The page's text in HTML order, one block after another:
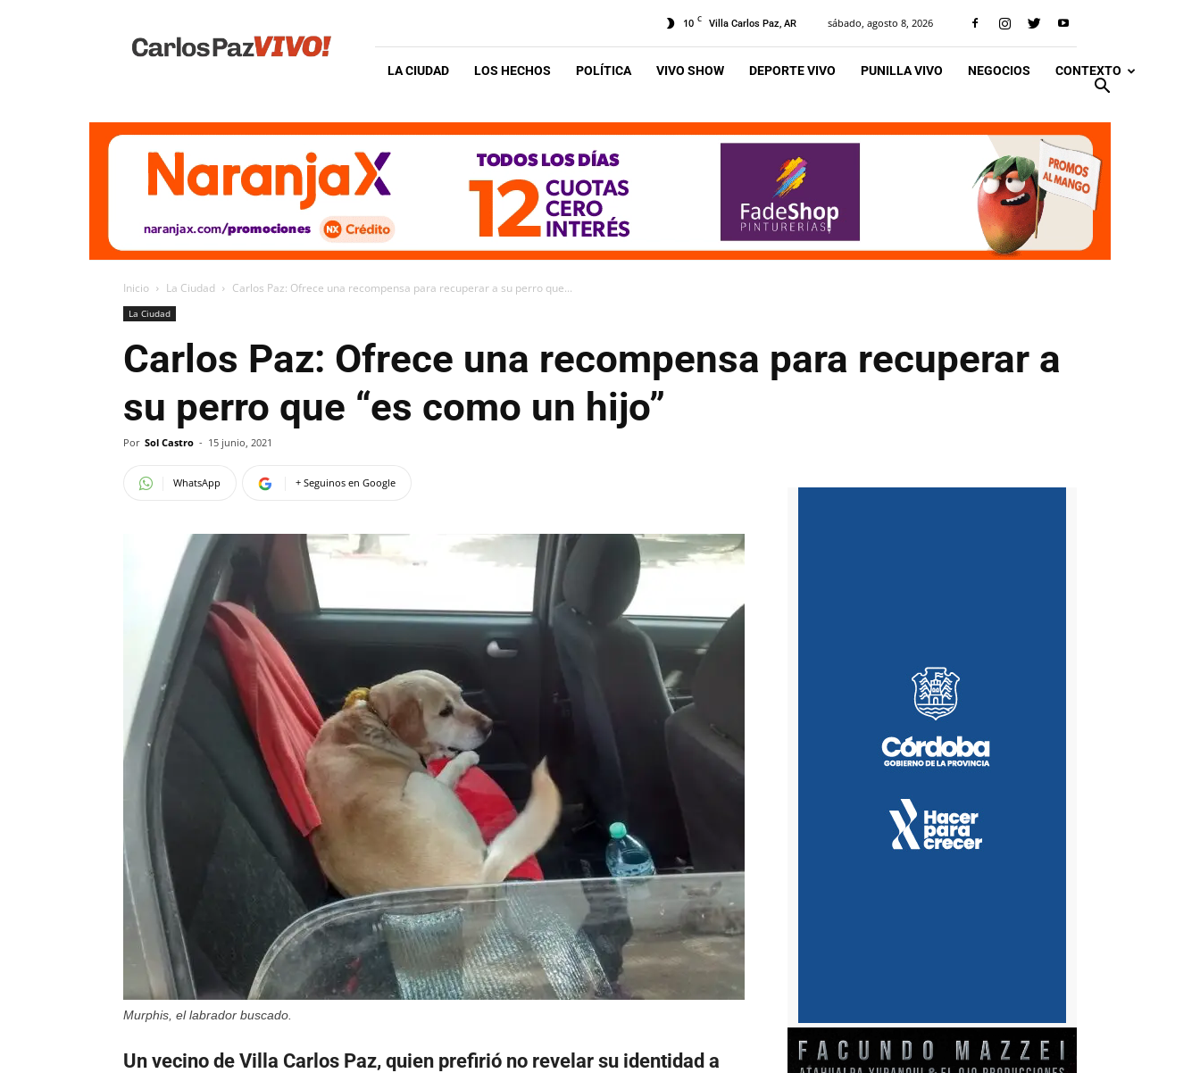
Vivo
10 C Villa Carlos Paz, AR sábado, agosto 8, 2026
LA CIUDAD LOS HECHOS POLÍTICA VIVO SHOW DEPORTE VIVO PUNILLA VIVO NEGOCIOS CONTEXTO
Inicio La Ciudad Carlos Paz: Ofrece una recompensa para recuperar a su perro que...
La Ciudad
Carlos Paz: Ofrece una recompensa para recuperar a
su perro que “es como un hijo”
Por Sol Castro - 15 junio, 2021
WhatsApp + Seguinos en Google
Murphis, el labrador buscado.
Un vecino de Villa Carlos Paz, quien prefirió no revelar su identidad a